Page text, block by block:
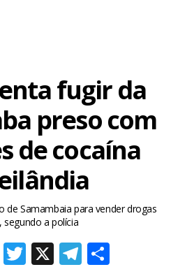
fugir da
preso com
de cocaína
de Samambaia para vender drogas
segundo a polícia
LinkedIn
Twitter
X